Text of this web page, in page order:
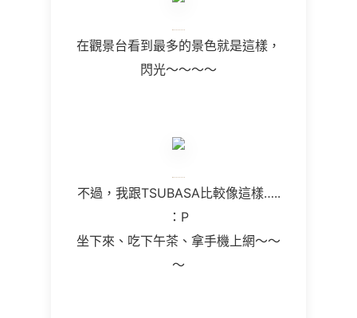
在觀景台看到最多的景色就是這樣，
閃光～～～～
不過，我跟TSUBASA比較像這樣…..
：P
坐下來、吃下午茶、拿手機上網～～
～